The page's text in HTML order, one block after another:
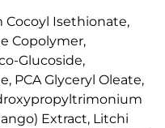
Cocoyl Isethionate,
Copolymer,
Glucoside,
PCA Glyceryl Oleate,
Extract, Litchi